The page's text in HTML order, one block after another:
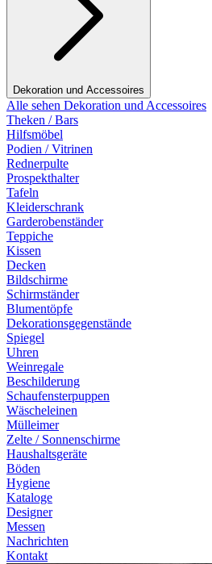
Dekoration und Accessoires
Alle sehen Dekoration und Accessoires
Theken / Bars
Hilfsmöbel
Podien / Vitrinen
Rednerpulte
Prospekthalter
Tafeln
Kleiderschrank
Garderobenständer
Teppiche
Kissen
Decken
Bildschirme
Schirmständer
Blumentöpfe
Dekorationsgegenstände
Spiegel
Uhren
Weinregale
Beschilderung
Schaufensterpuppen
Wäscheleinen
Mülleimer
Zelte / Sonnenschirme
Haushaltsgeräte
Böden
Hygiene
Kataloge
Designer
Messen
Nachrichten
Kontakt